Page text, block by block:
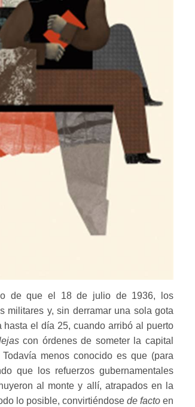
de que el 18 de julio de 1936, los
militares y, sin derramar una sola gota
el día 25, cuando arribó al puerto
con órdenes de someter la capital
menos conocido es que (para
que los refuerzos gubernamentales
al monte y allí, atrapados en la
lo posible, convirtiéndose de factoen